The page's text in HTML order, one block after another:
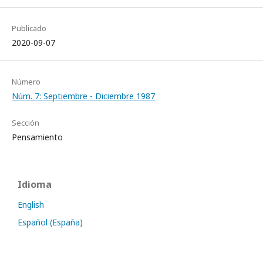
Publicado
2020-09-07
Número
Núm. 7: Septiembre - Diciembre 1987
Sección
Pensamiento
Idioma
English
Español (España)